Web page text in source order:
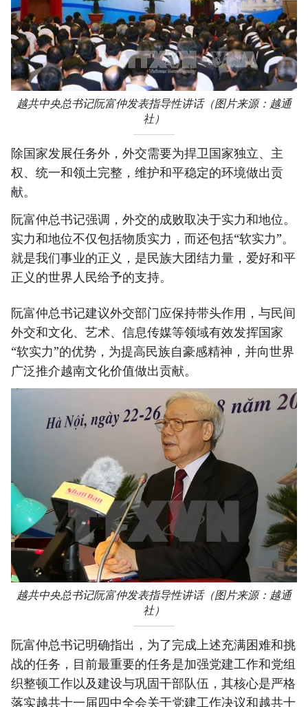
越共中央总书记阮富仲发表指导性讲话（图片来源：越通
社）
除国家发展任务外，外交需要为捍卫国家独立、主
权、统一和领土完整，维护和平稳定的环境做出贡
献。
阮富仲总书记强调，外交的成败取决于实力和地位。
实力和地位不仅包括物质实力，而还包括“软实力”。
就是我们事业的正义，是民族大团结力量，爱好和平
正义的世界人民给予的支持。
阮富仲总书记建议外交部门应保持带头作用，与民间
外交和文化、艺术、信息传媒等领域有效发挥国家
“软实力”的优势，为提高民族自豪感精神，并向世界
广泛推介越南文化价值做出贡献。
越共中央总书记阮富仲发表指导性讲话（图片来源：越通
社）
阮富仲总书记明确指出，为了完成上述充满困难和挑
战的任务，目前最重要的任务是加强党建工作和党组
织整顿工作以及建设与巩固干部队伍，其核心是严格
落实越共十一届四中全会关于党建工作决议和越共十